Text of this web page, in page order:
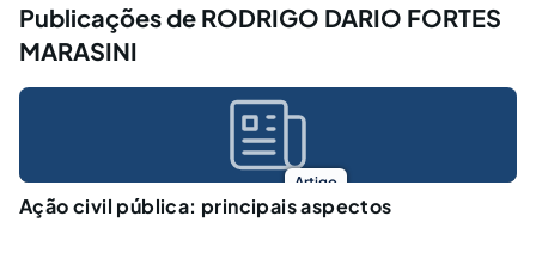
Publicações de RODRIGO DARIO FORTES
MARASINI
Artigo
Ação civil pública: principais aspectos